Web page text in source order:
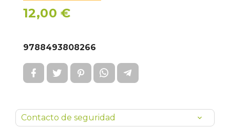
12,00 €
9788493808266
Contacto de seguridad